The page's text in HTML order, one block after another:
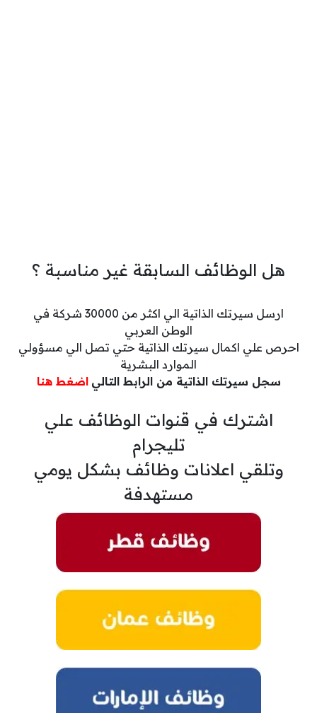
هل الوظائف السابقة غير مناسبة ؟
ارسل سيرتك الذاتية الي اكثر من 30000 شركة في
الوطن العربي
احرص علي اكمال سيرتك الذاتية حتي تصل الي مسؤولي
الموارد البشرية
سجل سيرتك الذاتية من الرابط التالي اضغط هنا
اشترك في قنوات الوظائف علي
تليجرام
وتلقي اعلانات وظائف بشكل يومي
مستهدفة